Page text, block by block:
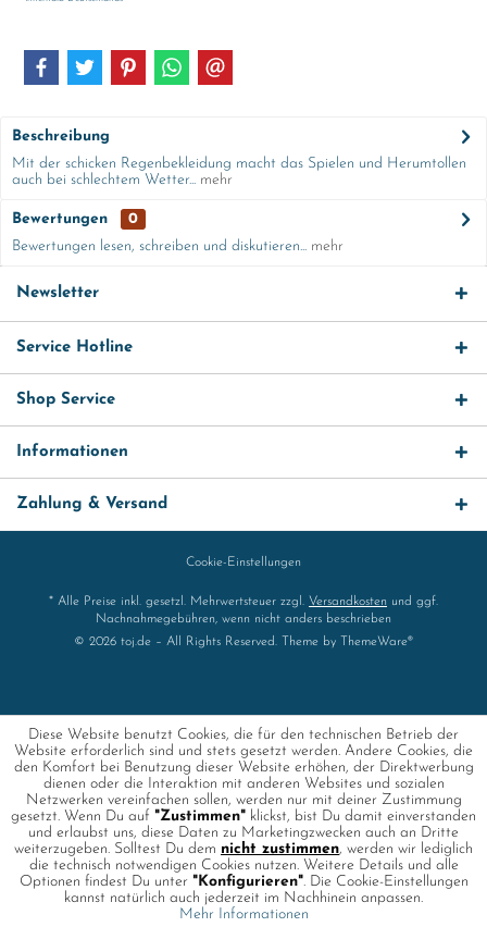
Beschreibung
Mit der schicken Regenbekleidung macht das Spielen und Herumtollen
auch bei schlechtem Wetter... mehr
Bewertungen
0
Bewertungen lesen, schreiben und diskutieren... mehr
Newsletter
Service Hotline
Shop Service
Informationen
Zahlung & Versand
Cookie-Einstellungen
* Alle Preise inkl. gesetzl. Mehrwertsteuer zzgl. Versandkosten und ggf.
Nachnahmegebühren, wenn nicht anders beschrieben
© 2026 toj.de – All Rights Reserved. Theme by
ThemeWare®
Diese Website benutzt Cookies, die für den technischen Betrieb der
Website erforderlich sind und stets gesetzt werden. Andere Cookies, die
den Komfort bei Benutzung dieser Website erhöhen, der Direktwerbung
dienen oder die Interaktion mit anderen Websites und sozialen
Netzwerken vereinfachen sollen, werden nur mit deiner Zustimmung
gesetzt. Wenn Du auf "Zustimmen" klickst, bist Du damit einverstanden
und erlaubst uns, diese Daten zu Marketingzwecken auch an Dritte
weiterzugeben. Solltest Du dem nicht zustimmen, werden wir lediglich
die technisch notwendigen Cookies nutzen. Weitere Details und alle
Optionen findest Du unter "Konfigurieren". Die Cookie-Einstellungen
kannst natürlich auch jederzeit im Nachhinein anpassen.
Mehr Informationen